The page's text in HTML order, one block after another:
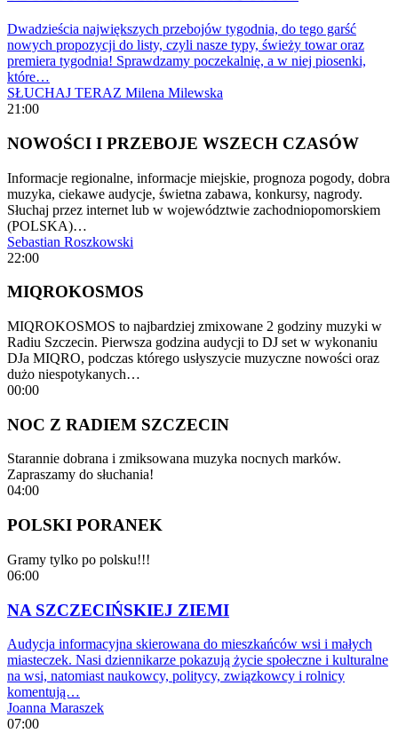
Dwadzieścia największych przebojów tygodnia, do tego garść
nowych propozycji do listy, czyli nasze typy, świeży towar oraz
premiera tygodnia! Sprawdzamy poczekalnię, a w niej piosenki,
które…
SŁUCHAJ TERAZ Milena Milewska
21:00
NOWOŚCI I PRZEBOJE WSZECH CZASÓW
Informacje regionalne, informacje miejskie, prognoza pogody, dobra
muzyka, ciekawe audycje, świetna zabawa, konkursy, nagrody.
Słuchaj przez internet lub w województwie zachodniopomorskiem
(POLSKA)…
Sebastian Roszkowski
22:00
MIQROKOSMOS
MIQROKOSMOS to najbardziej zmixowane 2 godziny muzyki w
Radiu Szczecin. Pierwsza godzina audycji to DJ set w wykonaniu
DJa MIQRO, podczas którego usłyszycie muzyczne nowości oraz
dużo niespotykanych…
00:00
NOC Z RADIEM SZCZECIN
Starannie dobrana i zmiksowana muzyka nocnych marków.
Zapraszamy do słuchania!
04:00
POLSKI PORANEK
Gramy tylko po polsku!!!
06:00
NA SZCZECIŃSKIEJ ZIEMI
Audycja informacyjna skierowana do mieszkańców wsi i małych
miasteczek. Nasi dziennikarze pokazują życie społeczne i kulturalne
na wsi, natomiast naukowcy, politycy, związkowcy i rolnicy
komentują…
Joanna Maraszek
07:00